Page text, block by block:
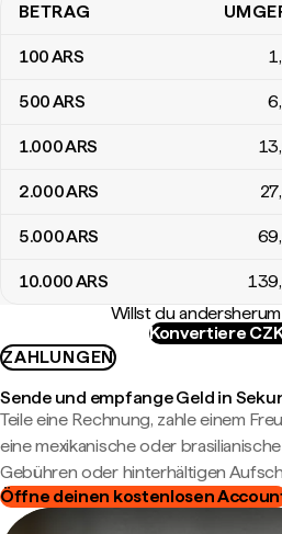
Umrechnungstabelle Argentinische
BETRAG
100ARS 1
500ARS 6
1.000ARS 13
2.000ARS 27
5.000ARS 69
10.000ARS 139
Willst du
Konvertiere
ZAHLUNGEN
Sende und empfange Geld in
Teile eine Rechnung, zahle einem
eine mexikanische oder
Gebühren oder hinterhältigen
Öffne deinen kostenlosen